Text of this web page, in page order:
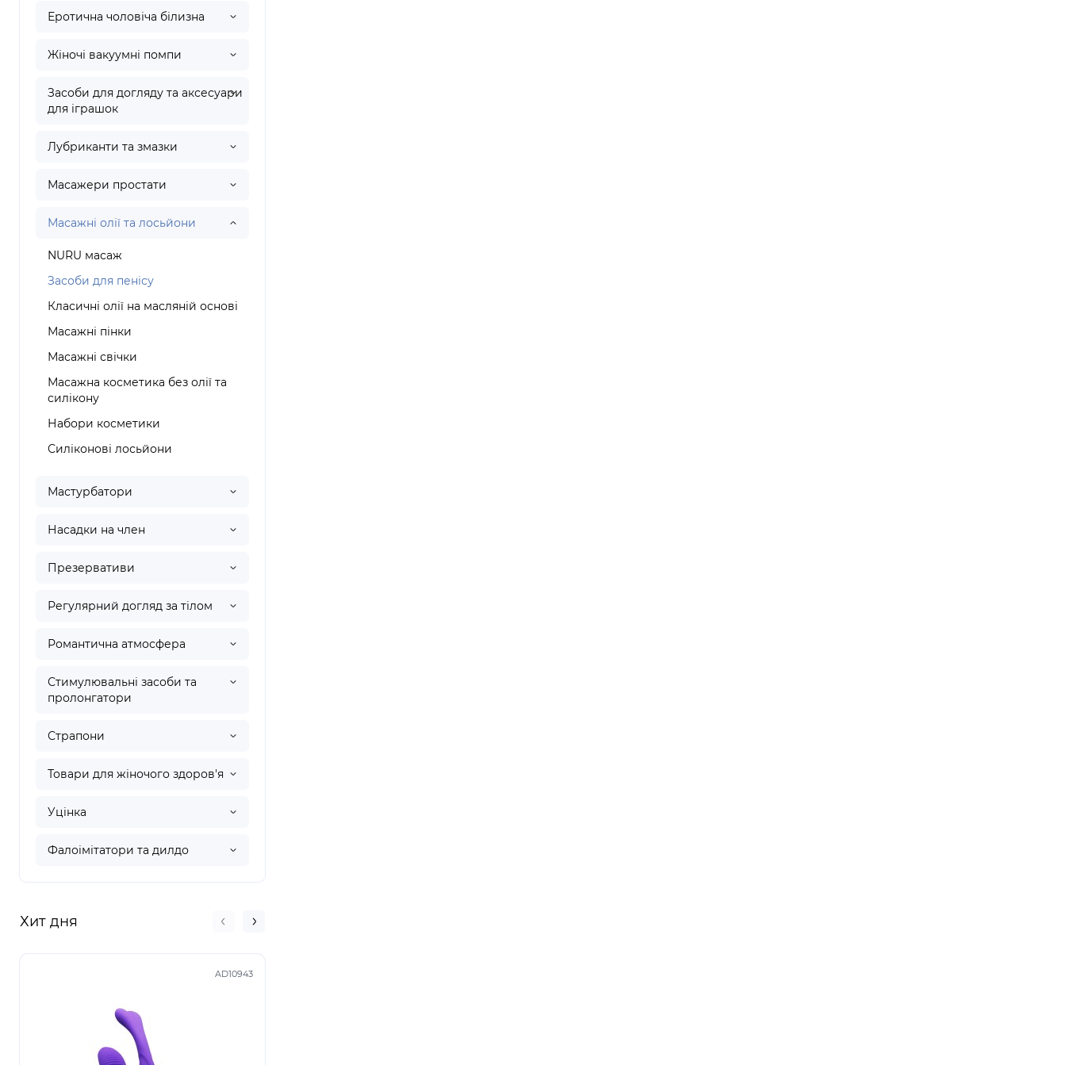
Еротична чоловіча білизна
Жіночі вакуумні помпи
Засоби для догляду та аксесуари
для іграшок
Лубриканти та змазки
Масажери простати
Масажні олії та лосьйони
NURU масаж
Засоби для пенісу
Класичні олії на масляній основі
Масажні пінки
Масажні свічки
Масажна косметика без олії та
силікону
Набори косметики
Силіконові лосьйони
Мастурбатори
Насадки на член
Презервативи
Регулярний догляд за тілом
Романтична атмосфера
Стимулювальні засоби та
пролонгатори
Страпони
Товари для жіночого здоров'я
Уцінка
Фалоімітатори та дилдо
Хит дня
AD10943